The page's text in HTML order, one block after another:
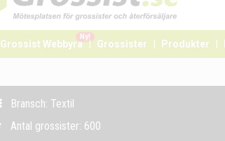
Grossist Webbyrå
Ny!
Grossister Produkter
Bransch: Textil
Antal grossister: 600